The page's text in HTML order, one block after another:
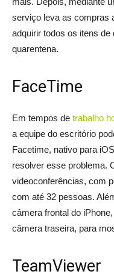
serviço leva as compras
adquirir todos os itens
quarentena.
FaceTime
Em tempos de trabalho
a equipe do escritório
Facetime, nativo para
resolver esse problema.
videoconferências, com
com até 32 pessoas.
câmera frontal do
câmera traseira, para
TeamViewer